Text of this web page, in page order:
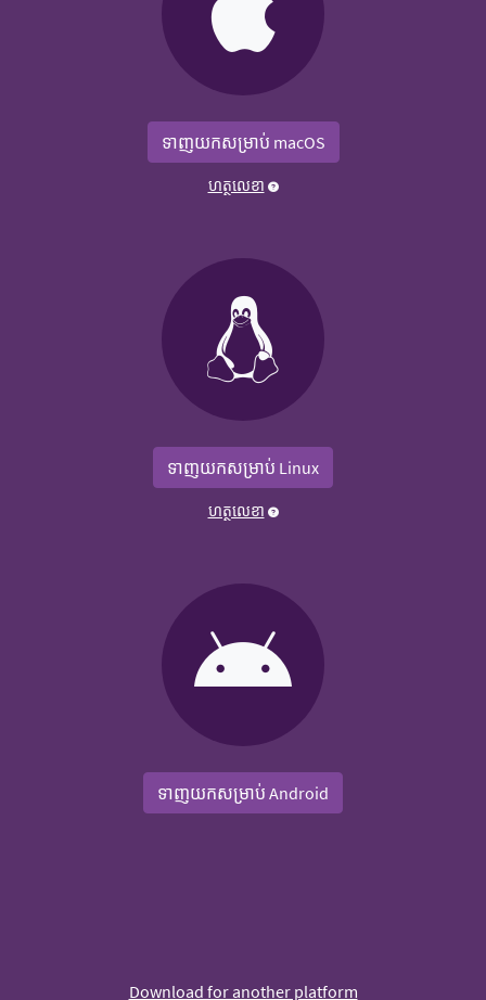
ទាញយកសម្រាប់ macOS
ហត្ថលេខា
ទាញយកសម្រាប់ Linux
ហត្ថលេខា
ទាញយកសម្រាប់ Android
Download for another platform